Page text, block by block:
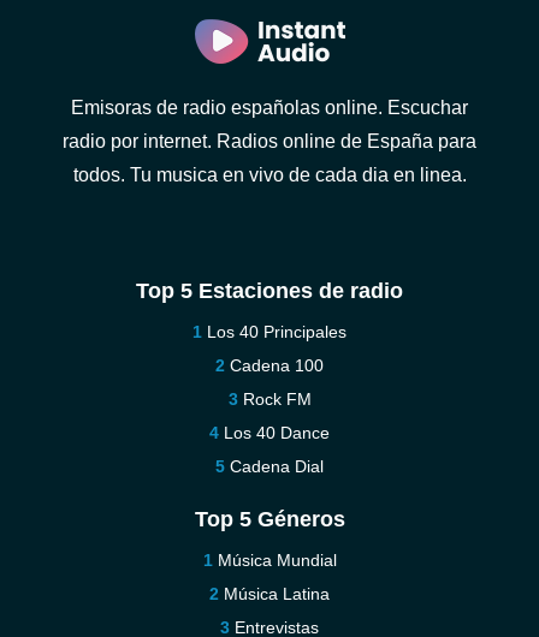
Emisoras de radio españolas online. Escuchar
radio por internet. Radios online de España para
todos. Tu musica en vivo de cada dia en linea.
Top 5 Estaciones de radio
Los 40 Principales
Cadena 100
Rock FM
Los 40 Dance
Cadena Dial
Top 5 Géneros
Música Mundial
Música Latina
Entrevistas